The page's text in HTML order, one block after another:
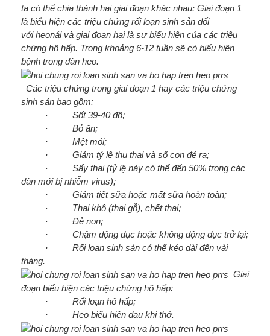
ta có thể chia thành hai giai đoạn khác nhau: Giai đoạn 1
là biểu hiện các triệu chứng rối loạn sinh sản đối
với heonái và giai đoạn hai là sự biểu hiện của các triệu
chứng hô hấp. Trong khoảng 6-12 tuần sẽ có biểu hiện
bệnh trong đàn heo.
Các triệu chứng trong giai đoạn 1 hay các triệu chứng
sinh sản bao gồm:
· Sốt 39-40 độ;
· Bỏ ăn;
· Mệt mỏi;
· Giảm tỷ lệ thụ thai và số con đẻ ra;
· Sẩy thai (tỷ lệ này có thể đến 50% trong các
đàn mới bị nhiễm virus);
· Giảm tiết sữa hoặc mất sữa hoàn toàn;
· Thai khô (thai gỗ), chết thai;
· Đẻ non;
· Chậm động dục hoặc không động dục trở lại;
· Rối loạn sinh sản có thể kéo dài đến vài
tháng.
Giai
đoạn biểu hiện các triệu chứng hô hấp:
· Rối loạn hô hấp;
· Heo biểu hiện đau khi thở.